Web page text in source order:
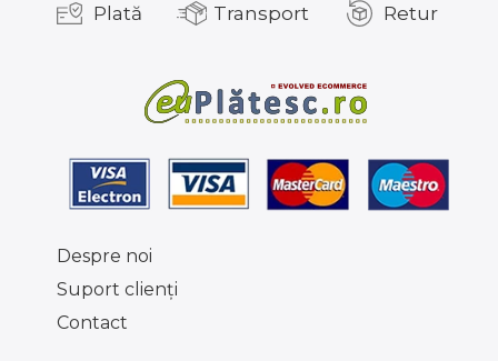
Plată Transport Retur
Despre noi
Suport clienţi
Contact